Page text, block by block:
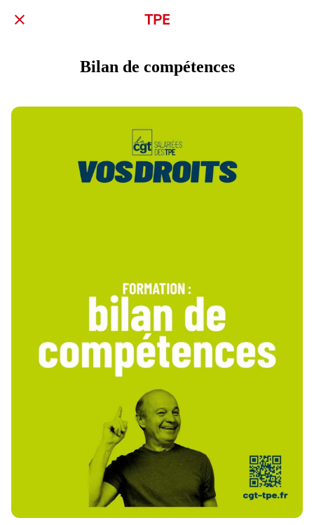
TPE
Bilan de compétences